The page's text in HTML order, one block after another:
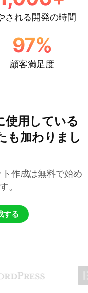
される開発の時間
97%
顧客満足度
用している
も加わりまし
作成は無料で始め
。
する